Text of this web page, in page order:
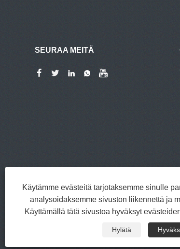
SEURAA MEITÄ
Käytämme evästeitä tarjotaksemme sinulle
analysoidaksemme sivuston liikennettä ja
Käyttämällä tätä sivustoa hyväksyt
Hylätä